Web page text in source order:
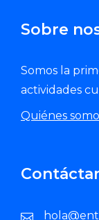
Sobre
Somos la
actividades
Quiénes